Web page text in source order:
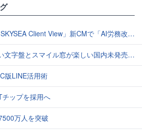
CMで「AI労務改善」をアピール 働き方をAIが分析したら「すぐに休んで」と言われる？
スマイル窓が楽しい国内未発売のCASIO「AMW-880D」
版LINE活用術
ップを採用へ
万人を突破